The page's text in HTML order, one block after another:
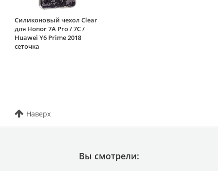
Силиконовый чехол Clear
для Honor 7A Pro / 7C /
Huawei Y6 Prime 2018
сеточка
Наверх
Вы смотрели: